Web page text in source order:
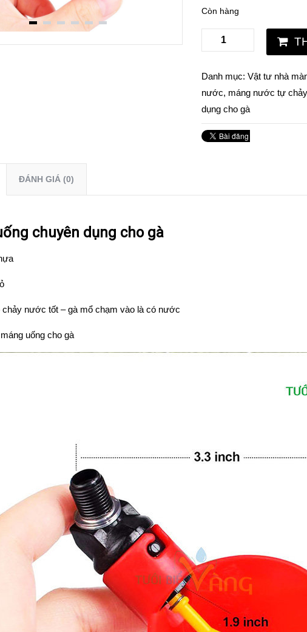
Còn hàng
Danh mục:Vật tư nhà
nước, máng nước tự
dụng cho gà
ĐÁNH GIÁ (0)
chuyên dụng cho gà
chảy nước tốt – gà mổ chạm vào là có nước
uống cho gà